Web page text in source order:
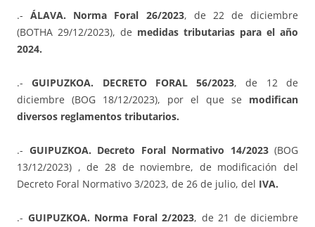
.-ÁLAVA. Norma Foral 26/2023, de 22 de diciembre
(BOTHA 29/12/2023), de medidas tributarias para el año
2024.
.- GUIPUZKOA. DECRETO FORAL 56/2023, de 12 de
diciembre (BOG 18/12/2023), por el que se modifican
diversos reglamentos tributarios.
.- GUIPUZKOA. Decreto Foral Normativo 14/2023(BOG
13/12/2023) , de 28 de noviembre, de modificación del
Decreto Foral Normativo 3/2023, de 26 de julio, del IVA.
.- GUIPUZKOA. Norma Foral 2/2023, de 21 de diciembre